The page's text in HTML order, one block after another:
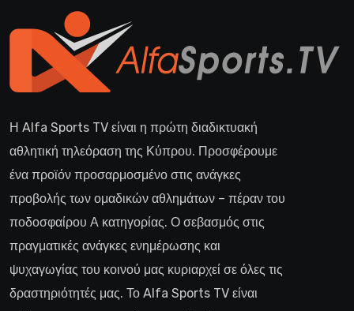
Η Alfa Sports TV είναι η πρώτη διαδικτυακή
αθλητική τηλεόραση της Κύπρου. Προσφέρουμε
ένα προϊόν προσαρμοσμένο στις ανάγκες
προβολής των ομαδικών αθλημάτων – πέραν του
ποδοσφαίρου Α κατηγορίας. Ο σεβασμός στις
πραγματικές ανάγκες ενημέρωσης και
ψυχαγωγίας του κοινού μας κυριαρχεί σε όλες τις
δραστηριότητές μας. Το Alfa Sports TV είναι